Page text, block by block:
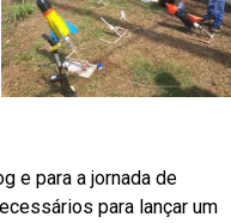
e para a jornada de
para lançar um